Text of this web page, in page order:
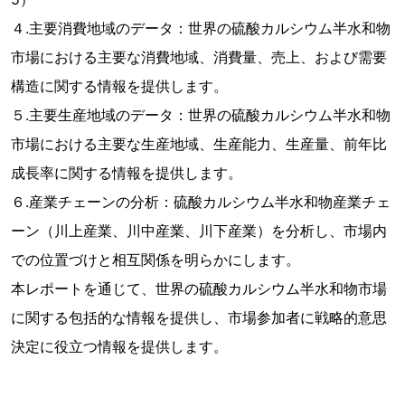
４.主要消費地域のデータ：世界の硫酸カルシウム半水和物
市場における主要な消費地域、消費量、売上、および需要
構造に関する情報を提供します。
５.主要生産地域のデータ：世界の硫酸カルシウム半水和物
市場における主要な生産地域、生産能力、生産量、前年比
成長率に関する情報を提供します。
６.産業チェーンの分析：硫酸カルシウム半水和物産業チェ
ーン（川上産業、川中産業、川下産業）を分析し、市場内
での位置づけと相互関係を明らかにします。
本レポートを通じて、世界の硫酸カルシウム半水和物市場
に関する包括的な情報を提供し、市場参加者に戦略的意思
決定に役立つ情報を提供します。